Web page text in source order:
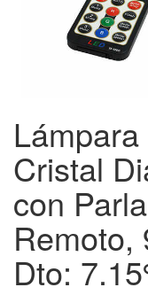
Cristal
con
Remoto,
Dto: